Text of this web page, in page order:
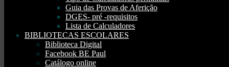
Guia das Provas de Aferição
DGES- pré -requisitos
Lista de Calculadores
BIBLIOTECAS ESCOLARES
Biblioteca Digital
Facebook BE Paul
Catálogo online